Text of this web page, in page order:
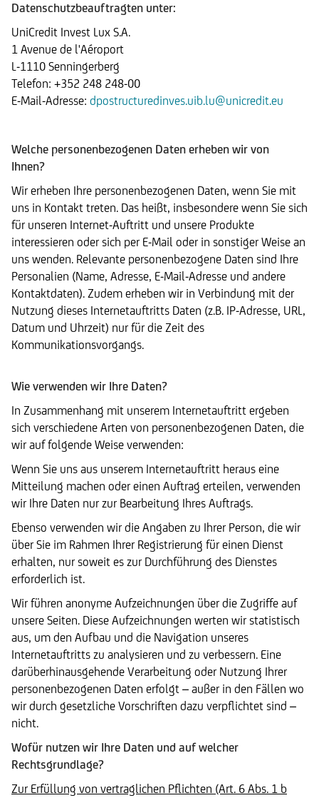
Datenschutzbeauftragten unter:
UniCredit Invest Lux S.A.
1 Avenue de l'Aéroport
L-1110 Senningerberg
Telefon: +352 248 248-00
E-Mail-Adresse: dpostructuredinves.uib.lu@unicredit.eu
Welche personenbezogenen Daten erheben wir von
Ihnen?
Wir erheben Ihre personenbezogenen Daten, wenn Sie mit
uns in Kontakt treten. Das heißt, insbesondere wenn Sie sich
für unseren Internet-Auftritt und unsere Produkte
interessieren oder sich per E-Mail oder in sonstiger Weise an
uns wenden. Relevante personenbezogene Daten sind Ihre
Personalien (Name, Adresse, E-Mail-Adresse und andere
Kontaktdaten). Zudem erheben wir in Verbindung mit der
Nutzung dieses Internetauftritts Daten (z.B. IP-Adresse, URL,
Datum und Uhrzeit) nur für die Zeit des
Kommunikationsvorgangs.
Wie verwenden wir Ihre Daten?
In Zusammenhang mit unserem Internetauftritt ergeben
sich verschiedene Arten von personenbezogenen Daten, die
wir auf folgende Weise verwenden:
Wenn Sie uns aus unserem Internetauftritt heraus eine
Mitteilung machen oder einen Auftrag erteilen, verwenden
wir Ihre Daten nur zur Bearbeitung Ihres Auftrags.
Ebenso verwenden wir die Angaben zu Ihrer Person, die wir
über Sie im Rahmen Ihrer Registrierung für einen Dienst
erhalten, nur soweit es zur Durchführung des Dienstes
erforderlich ist.
Wir führen anonyme Aufzeichnungen über die Zugriffe auf
unsere Seiten. Diese Aufzeichnungen werten wir statistisch
aus, um den Aufbau und die Navigation unseres
Internetauftritts zu analysieren und zu verbessern. Eine
darüberhinausgehende Verarbeitung oder Nutzung Ihrer
personenbezogenen Daten erfolgt – außer in den Fällen wo
wir durch gesetzliche Vorschriften dazu verpflichtet sind –
nicht.
Wofür nutzen wir Ihre Daten und auf welcher
Rechtsgrundlage?
Zur Erfüllung von vertraglichen Pflichten (Art. 6 Abs. 1 b